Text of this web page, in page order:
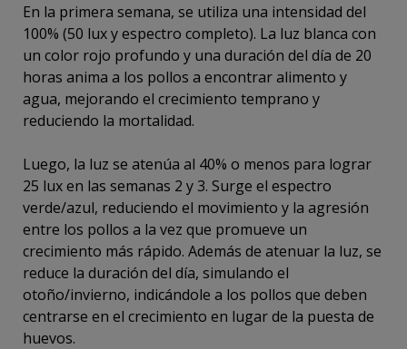
En la primera semana, se utiliza una intensidad del
100% (50 lux y espectro completo). La luz blanca con
un color rojo profundo y una duración del día de 20
horas anima a los pollos a encontrar alimento y
agua, mejorando el crecimiento temprano y
reduciendo la mortalidad.
Luego, la luz se atenúa al 40% o menos para lograr
25 lux en las semanas 2 y 3. Surge el espectro
verde/azul, reduciendo el movimiento y la agresión
entre los pollos a la vez que promueve un
crecimiento más rápido. Además de atenuar la luz, se
reduce la duración del día, simulando el
otoño/invierno, indicándole a los pollos que deben
centrarse en el crecimiento en lugar de la puesta de
huevos.